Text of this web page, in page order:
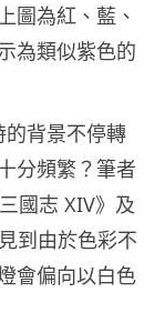
圖為紅、藍、
為類似紫色的
背景不停轉
分頻繁？筆者
國志 XIV》及
到由於色彩不
會偏向以白色